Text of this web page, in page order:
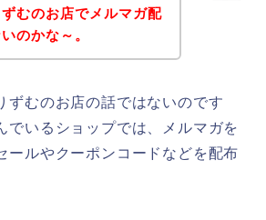
むのお店でメルマガ配
のかな～。
ずむのお店の話ではないのです
でいるショップでは、メルマガを
ールやクーポンコードなどを配布